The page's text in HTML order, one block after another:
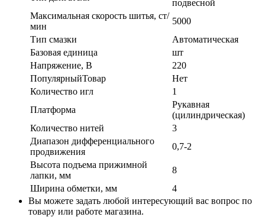
подвесной
Максимальная скорость шитья, ст/
мин
5000
Тип смазки
Автоматическая
Базовая единица
шт
Напряжение, В
220
ПопулярныйТовар
Нет
Количество игл
1
Платформа
Рукавная
(цилиндрическая)
Количество нитей
3
Диапазон дифференциального
продвижения
0,7-2
Высота подъема прижимной
лапки, мм
8
Ширина обметки, мм
4
Вы можете задать любой интересующий вас вопрос по
товару или работе магазина.